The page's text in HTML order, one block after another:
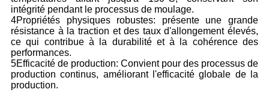
intégrité pendant le processus de moulage.
4Propriétés physiques robustes: présente une grande
résistance à la traction et des taux d'allongement élevés,
ce qui contribue à la durabilité et à la cohérence des
performances.
5Efficacité de production: Convient pour des processus de
production continus, améliorant l'efficacité globale de la
production.